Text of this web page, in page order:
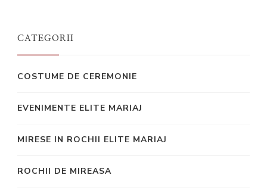
CATEGORII
COSTUME DE CEREMONIE
EVENIMENTE ELITE MARIAJ
MIRESE IN ROCHII ELITE MARIAJ
ROCHII DE MIREASA